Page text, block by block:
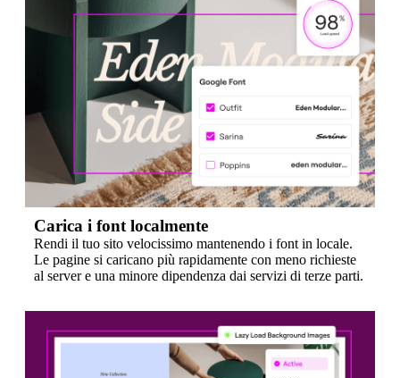
Carica i font localmente
Rendi il tuo sito velocissimo mantenendo i font in locale.
Le pagine si caricano più rapidamente con meno richieste
al server e una minore dipendenza dai servizi di terze parti.